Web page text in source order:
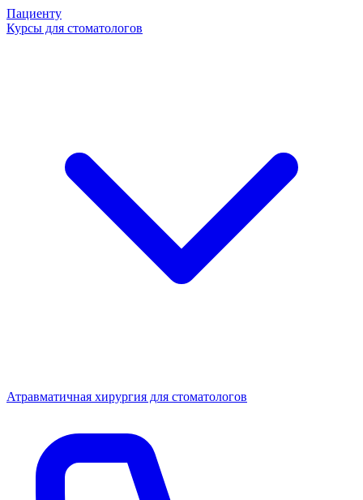
Пациенту
Курсы для стоматологов
Атравматичная хирургия для стоматологов